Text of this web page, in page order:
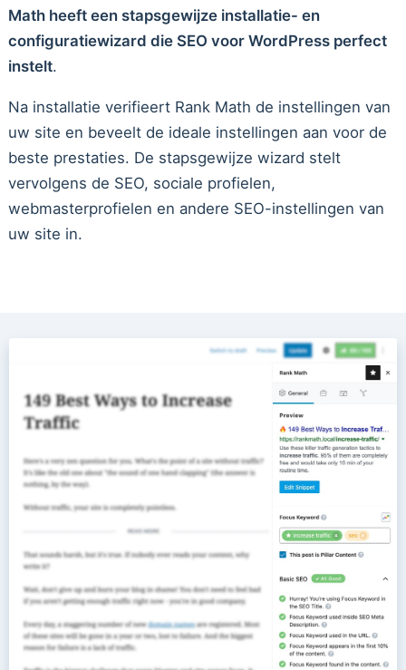
Math heeft een stapsgewijze installatie- en
configuratiewizard die SEO voor WordPress perfect
instelt.
Na installatie verifieert Rank Math de instellingen van
uw site en beveelt de ideale instellingen aan voor de
beste prestaties. De stapsgewijze wizard stelt
vervolgens de SEO, sociale profielen,
webmasterprofielen en andere SEO-instellingen van
uw site in.